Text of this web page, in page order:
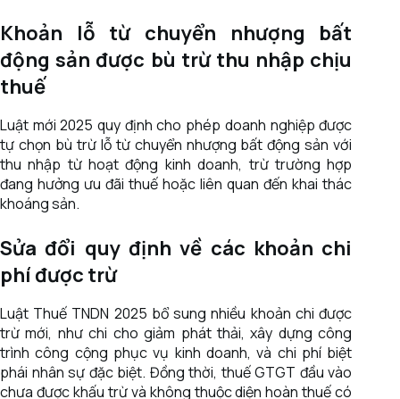
Khoản lỗ từ chuyển nhượng bất
động sản được bù trừ thu nhập chịu
thuế
Luật mới 2025 quy định cho phép doanh nghiệp được
tự chọn bù trừ lỗ từ chuyển nhượng bất động sản với
thu nhập từ hoạt động kinh doanh, trừ trường hợp
đang hưởng ưu đãi thuế hoặc liên quan đến khai thác
khoáng sản.
Sửa đổi quy định về các khoản chi
phí được trừ
Luật Thuế TNDN 2025 bổ sung nhiều khoản chi được
trừ mới, như chi cho giảm phát thải, xây dựng công
trình công cộng phục vụ kinh doanh, và chi phí biệt
phái nhân sự đặc biệt. Đồng thời, thuế GTGT đầu vào
chưa được khấu trừ và không thuộc diện hoàn thuế có